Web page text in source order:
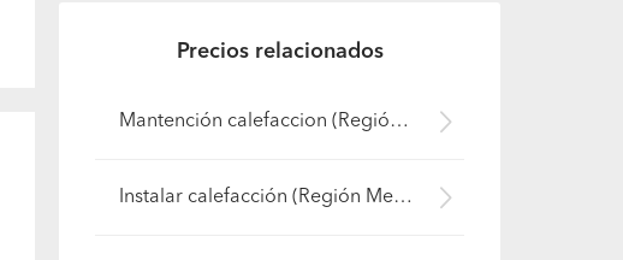
Precios relacionados
Mantención calefaccion (Región Metropolitana - Santiago)
Instalar calefacción (Región Metropolitana - Santiago)